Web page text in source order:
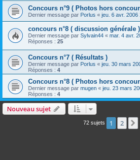
Concours n°9 ( Photos hors
Dernier message par Porlus « jeu. 6 avr. 2006
concours n°8 ( discussion générale )
Dernier message par Sylvain44 « mar. 4 avr.
Réponses : 25
Concours n°7 ( Résultats )
Dernier message par Porlus « jeu. 30 mars
Réponses : 4
Concours n°8 ( Photos hors
Dernier message par mugen « jeu. 23 mars
Réponses : 4
Nouveau sujet
72 sujets 1 2